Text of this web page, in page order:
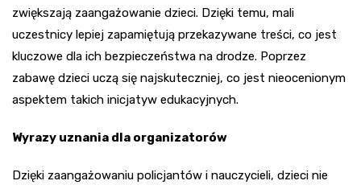
zwiększają zaangażowanie dzieci. Dzięki temu, mali
uczestnicy lepiej zapamiętują przekazywane treści, co jest
kluczowe dla ich bezpieczeństwa na drodze. Poprzez
zabawę dzieci uczą się najskuteczniej, co jest nieocenionym
aspektem takich inicjatyw edukacyjnych.
Wyrazy uznania dla organizatorów
Dzięki zaangażowaniu policjantów i nauczycieli, dzieci nie